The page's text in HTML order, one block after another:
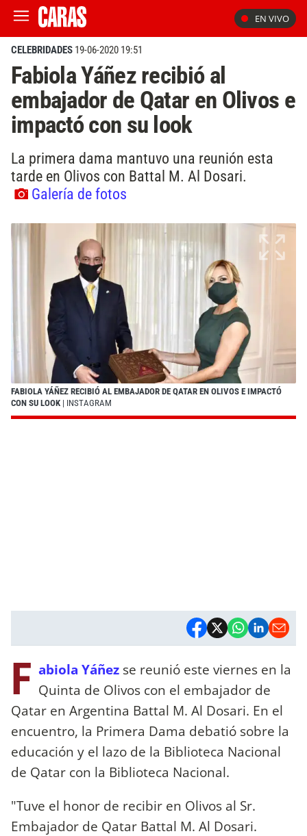
EN VIVO
CELEBRIDADES 19-06-2020 19:51
Fabiola Yáñez recibió al
embajador de Qatar en Olivos e
impactó con su look
La primera dama mantuvo una reunión esta
tarde en Olivos con Battal M. Al Dosari.
Galería de fotos
FABIOLA YÁÑEZ RECIBIÓ AL EMBAJADOR DE QATAR EN OLIVOS E IMPACTÓ
CON SU LOOK | INSTAGRAM
F abiola Yáñez se reunió este viernes en la
Quinta de Olivos con el embajador de
Qatar en Argentina Battal M. Al Dosari. En el
encuentro, la Primera Dama debatió sobre la
educación y el lazo de la Biblioteca Nacional
de Qatar con la Biblioteca Nacional.
"Tuve el honor de recibir en Olivos al Sr.
Embajador de Qatar Battal M. Al Dosari.